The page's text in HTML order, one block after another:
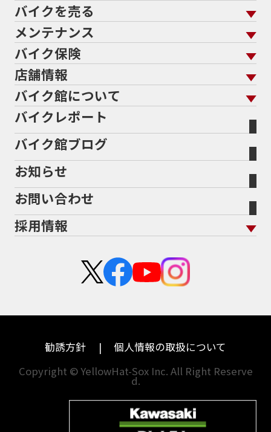
バイクを買う トップ
バイクを探す
メーカーから探す
色から探す
スタイルから探す
排気量から探す
地域から探す
走行距離から探す
中古車から探す
バイクを売る
バイクを売る トップ
バイク館買取の強み
バイクを高く売るコツ
バイク買取の流れ
全国展開の強み
よくあるご質問
バイク買取強化車両
メーカー別買取相場・
ヤマハ
ホンダ
スズキ
ハーレーダビッドソン
ドゥカティ
トライアンフ
アプリリア
KTM
モトグッツイ
MVアグスタ
他海外ﾒｰｶｰ
メンテナンス
メンテナンス トップ
バイク点検
バイク車検
Bikeep
プロテクションフィルム
バイク保険
バイク保険 トップ
自賠責保険
任意保険
バイク保険無料見積り（現在未加入の方）
バイク保険無料見積り（他社でご加入の方）
盗難保険
店舗情報
店舗情報 トップ
北海道
宮城
福島
茨城
栃木
兵庫
福岡
バイク館について
バイク館について トップ
バイク館が選ばれる理由
会社概要
沿革
二輪公正取引協議会加盟店
バイクレポート
バイク館ブログ
お知らせ
お問い合わせ
採用情報
中途採用・アルバイト
勧誘方針
個人情報の取扱について
Copyright © YellowHat-Sox Inc. All Right Reserve
d.